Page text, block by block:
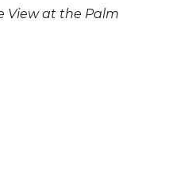
View at the Palm